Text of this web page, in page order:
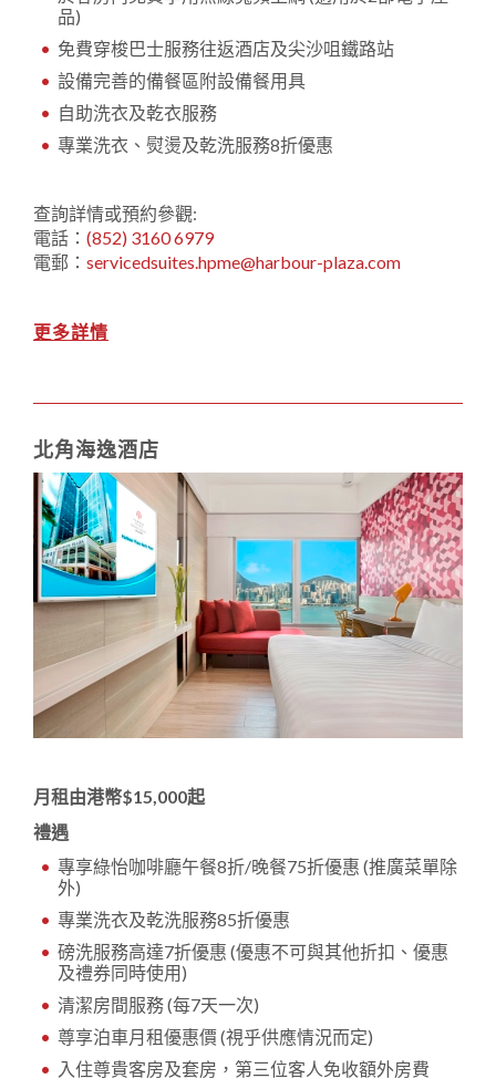
品)
免費穿梭巴士服務往返酒店及尖沙咀鐵路站
設備完善的備餐區附設備餐用具
自助洗衣及乾衣服務
專業洗衣、熨燙及乾洗服務8折優惠
查詢詳情或預約參觀:
電話： (852) 3160 6979
電郵： servicedsuites.hpme@harbour-plaza.com
更多詳情
北角海逸酒店
月租由港幣$15,000起
禮遇
專享綠怡咖啡廳午餐8折/晚餐75折優惠 (推廣菜單除
外)
專業洗衣及乾洗服務85折優惠
磅洗服務高達7折優惠 (優惠不可與其他折扣、優惠
及禮券同時使用)
清潔房間服務 (每7天一次)
尊享泊車月租優惠價 (視乎供應情況而定)
入住尊貴客房及套房，第三位客人免收額外房費